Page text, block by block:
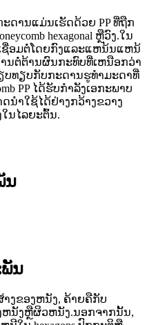
ະດານແມ່ນເຮັດດ້ວຍ PP ທີ່ຖືກ
hexagonal ຫຼືວົງ.ໃນ
ເຊື່ອມຕໍ່ໂດຍກົງແລະແຫນ້ນແຫນ້
ນຕໍ່ຕ້ານຜົນກະທົບທີ່ເຫນືອກວ່າ
ບທຽບກັບກະດານຮູທໍາມະດາທີ່
PP ໄດ້ຮັບກໍາລັງເອກະພາບ
ນໍາໃຊ້ໄດ້ຢ່າງກວ້າງຂວາງ
ນໄລຍະຕົ້ນ.
ນ
ນ
ງຂອງຫນັງ, ຄ້າຍຄືກັບ
ຫນັງຫຼືຜິວຫນັງ.ນອກຈາກນັ້ນ,